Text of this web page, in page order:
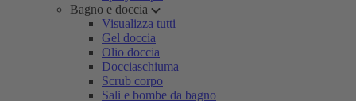
Bagno e doccia
Visualizza tutti
Gel doccia
Olio doccia
Docciaschiuma
Scrub corpo
Sali e bombe da bagno